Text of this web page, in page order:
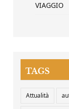
VIAGGIO
TAGS
Attualità